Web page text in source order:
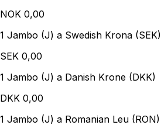
NOK 0,00
1 Jambo (J) a Swedish Krona (SEK)
SEK 0,00
1 Jambo (J) a Danish Krone (DKK)
DKK 0,00
1 Jambo (J) a Romanian Leu (RON)